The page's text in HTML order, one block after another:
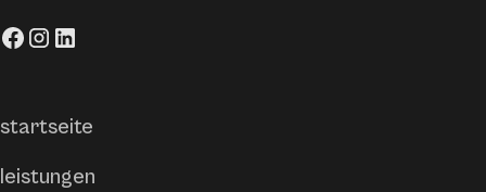
startseite
leistungen